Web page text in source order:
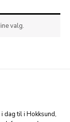
valg.
dag til i Hokksund,